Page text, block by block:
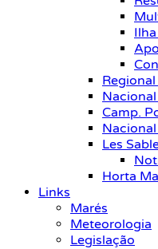
Camp.
Les
Horta
Links
Marés
Meteorologia
Legislação